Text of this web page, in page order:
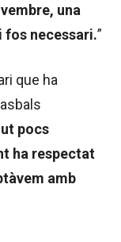
una
fos necessari.”
que ha
pocs
ha respectat
amb